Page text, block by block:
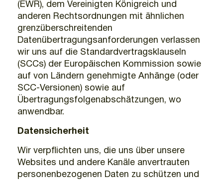
(EWR), dem Vereinigten Königreich und
anderen Rechtsordnungen mit ähnlichen
grenzüberschreitenden
Datenübertragungsanforderungen verlassen
wir uns auf die Standardvertragsklauseln
(SCCs) der Europäischen Kommission sowie
auf von Ländern genehmigte Anhänge (oder
SCC-Versionen) sowie auf
Übertragungsfolgenabschätzungen, wo
anwendbar.
Datensicherheit
Wir verpflichten uns, die uns über unsere
Websites und andere Kanäle anvertrauten
personenbezogenen Daten zu schützen und